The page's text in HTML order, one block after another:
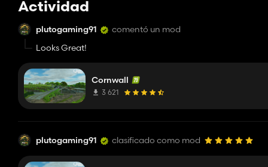
Actividad
plutogaming91
comentó un mod
Looks Great!
Cornwall
3 621
plutogaming91 clasificado como mod